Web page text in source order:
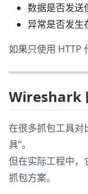
数据是否发送
异常是否发生
如果只使用 HTTP
Wireshark
在很多抓包工具
具”。
但在实际工程中，
抓包方案。